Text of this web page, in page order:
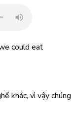
could eat
khác, vì vậy chúng